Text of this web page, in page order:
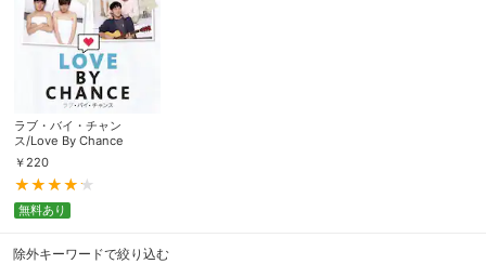
ラブ・バイ・チャン
ス/Love By Chance
￥ 220
無料あり
除外キーワードで絞り込む